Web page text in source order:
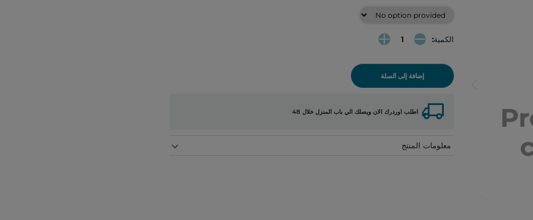
الكمية:
إضافة إلى السلة
local_shipping اطلب اوردرك الان ويصلك الي باب المنزل خلال 48
معلومات المنتج